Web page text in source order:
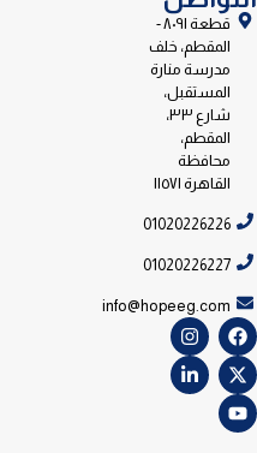
قطعة ٨٠٩١ -
المقطم، خلف
مدرسة منارة
المستقبل،
شارع ٣٣،
المقطم،
محافظة
القاهرة ١١٥٧١
01020226226
01020226227
info@hopeeg.com